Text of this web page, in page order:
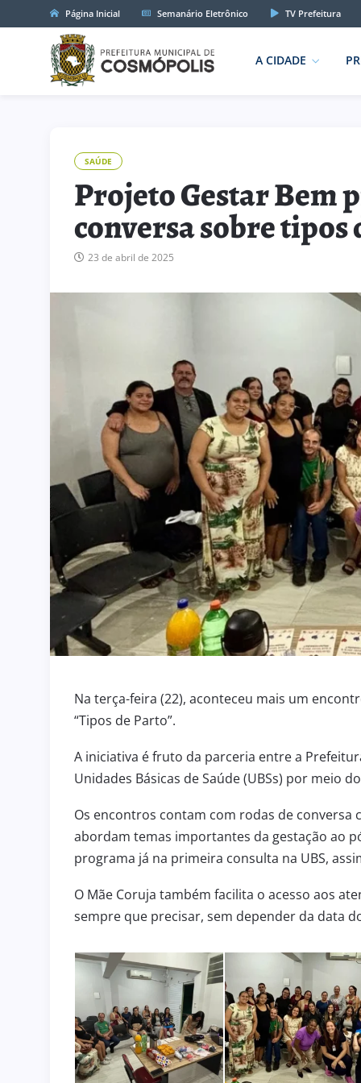
Página Inicial Semanário Eletrônico TV Prefeitura
A CIDADE
SAÚDE
Projeto Gestar Bem
conversa sobre tipos
23 de abril de 2025
Na terça-feira (22), aconteceu mais um
“Tipos de Parto”.
A iniciativa é fruto da parceria entre a
Unidades Básicas de Saúde (UBSs) por meio
Os encontros contam com rodas de
abordam temas importantes da gestação ao
programa já na primeira consulta na UBS,
O Mãe Coruja também facilita o acesso aos
sempre que precisar, sem depender da data